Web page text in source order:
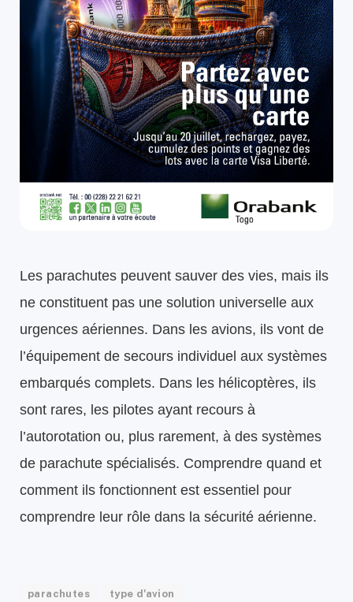
Les parachutes peuvent sauver des vies, mais ils
ne constituent pas une solution universelle aux
urgences aériennes. Dans les avions, ils vont de
l’équipement de secours individuel aux systèmes
embarqués complets. Dans les hélicoptères, ils
sont rares, les pilotes ayant recours à
l’autorotation ou, plus rarement, à des systèmes
de parachute spécialisés. Comprendre quand et
comment ils fonctionnent est essentiel pour
comprendre leur rôle dans la sécurité aérienne.
parachutes type d'avion